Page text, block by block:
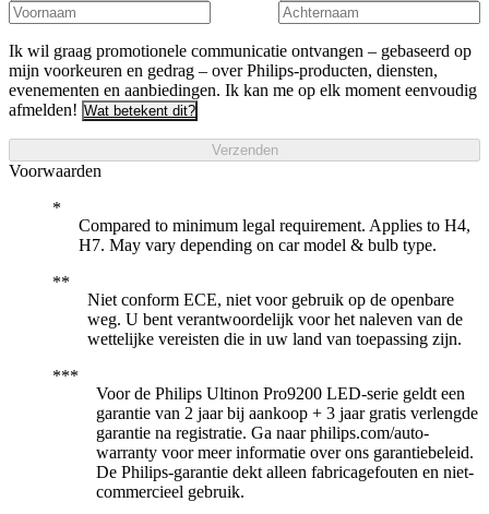
Ik wil graag promotionele communicatie ontvangen – gebaseerd op
mijn voorkeuren en gedrag – over Philips-producten, diensten,
evenementen en aanbiedingen. Ik kan me op elk moment eenvoudig
afmelden! Wat betekent dit?
Verzenden
Voorwaarden
Compared to minimum legal requirement. Applies to H4,
H7. May vary depending on car model & bulb type.
Niet conform ECE, niet voor gebruik op de openbare
weg. U bent verantwoordelijk voor het naleven van de
wettelijke vereisten die in uw land van toepassing zijn.
Voor de Philips Ultinon Pro9200 LED-serie geldt een
garantie van 2 jaar bij aankoop + 3 jaar gratis verlengde
garantie na registratie. Ga naar philips.com/auto-
warranty voor meer informatie over ons garantiebeleid.
De Philips-garantie dekt alleen fabricagefouten en niet-
commercieel gebruik.